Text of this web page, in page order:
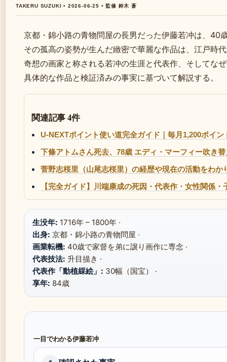
TAKERU SUZUKI • 2026-06-25 • 監修 鈴木 蒼
京都・錦小路の青物問屋の長男だった伊藤若冲は、40
その孤高の姿勢が生んだ緻密で華麗な作品は、江戸時
奇想の画家と称される若冲の生涯と代表作、そしてな
具体的な作品と検証済みの事実に基づいて解説する。
関連記事 4件
U-NEXTポイント使い道完全ガイド｜毎月1,200ポイ
下條アトムさん死去、78歳 エディ・マーフィー吹き替
菅野志桜里（山尾志桜里）の経歴や現在の活動をわ
【完全ガイド】川端康成の死因・代表作・女性関係
生没年: 1716年 – 1800年 ·
出身: 京都・錦小路の青物問屋 ·
画業転機: 40歳で家督を弟に譲り画作に専念 ·
代表技法: 升目描き ·
代表作「動植綵絵」: 30幅（国宝） ·
享年: 84歳
一目でわかる伊藤若冲